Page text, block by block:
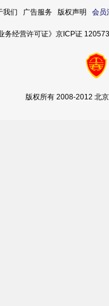
们 广告服务 版权声明 会员
务经营许可证》京ICP证
版权所有 2008-2012 北